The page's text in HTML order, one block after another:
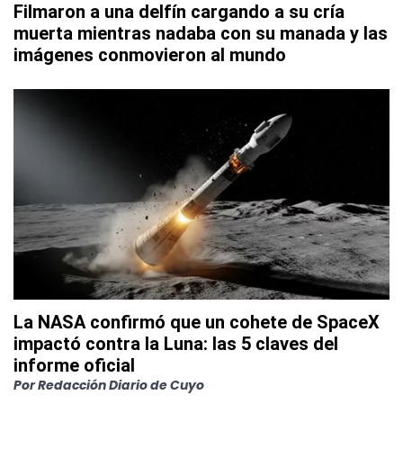
Filmaron a una delfín cargando a su cría
muerta mientras nadaba con su manada y las
imágenes conmovieron al mundo
La NASA confirmó que un cohete de SpaceX
impactó contra la Luna: las 5 claves del
informe oficial
PorRedacción Diario de Cuyo